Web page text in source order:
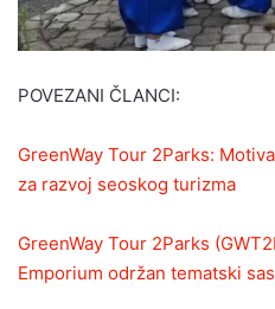
POVEZANI ČLANCI:
GreenWay Tour 2Parks:
za razvoj seoskog turizma
GreenWay Tour 2Parks
Emporium održan tematski